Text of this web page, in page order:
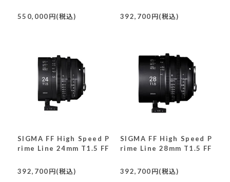
550,000円(税込) 392,700円(税込)
SIGMA FF High Speed P
rime Line 24mm T1.5 FF
392,700円(税込)
SIGMA FF High Speed P
rime Line 28mm T1.5 FF
392,700円(税込)